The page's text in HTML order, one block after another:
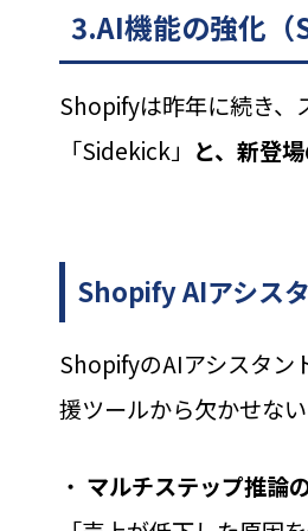
3.AI機能の強化
Shopifyは昨年に続き、
「Sidekick」 と、新登
Shopify AIアシス
ShopifyのAIアシスタン
援ツールから欠かせな
・ マルチステップ推論